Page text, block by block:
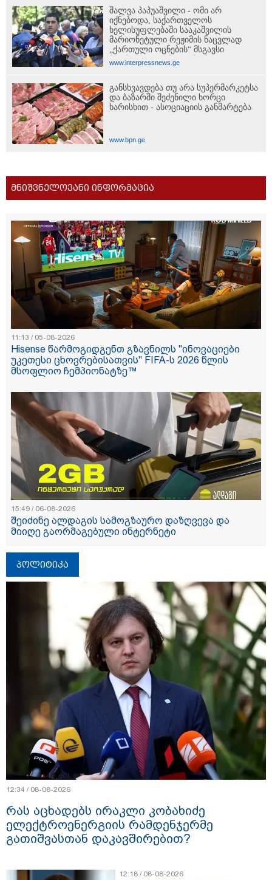
შალვა პაპუაშვილი - ომი არ
იქნებოდა, საქართველოს
ხელისუფლებაში სააკაშვილის
მარიონეტული რეჟიმის ნაცვლად
„ქართული ოცნების“ მსგავსი
პატრიოტული ძალა რომ ყოფილიყო,
თუ 2008 წლის ომი თუ არ იქნებოდა,
ომი იქნებოდა
www.interpressnews.ge
განსხვავდება თუ არა სუპერმარკეტსა
და ბაზარში შეძენილი ხორცი
ხარისხით - ასოციაციის განმარტება
www.bpn.ge
მნიშვნელოვანი ინფორმაცია
11:13 / 05-08-2026
Hisense წარმოგიდგენთ გზავნილს "ინოვაციები
უკეთესი ცხოვრებისათვის" FIFA-ს 2026 წლის
მსოფლიო ჩემპიონატზე™
15:49 / 06-08-2026
შეიძინე ალდაგის სამოგზაურო დაზღვევა და
მიიღე გაორმაგებული ინტერნეტი
პოლიტიკა
12:34 / 08-08-2026
რას აცხადებს ირაკლი კობახიძე
ელექტროენერგიის რამდენჯერმე
გათიშვასთან დაკავშირებით?
12:18 / 08-08-2026